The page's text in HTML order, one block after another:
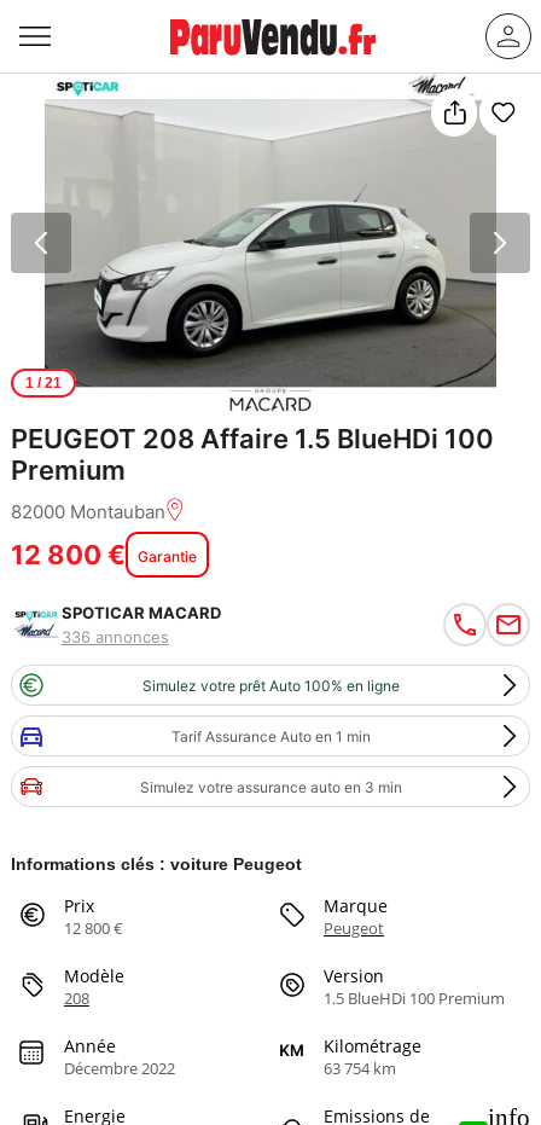
1/ 21
PEUGEOT 208 Affaire 1.5 BlueHDi 100
Premium
82000 Montauban
12 800 € Garantie
SPOTICAR MACARD
336 annonces
Simulez votre prêt Auto 100% en ligne
Tarif Assurance Auto en 1 min
Simulez votre assurance auto en 3 min
Informations clés : voiture Peugeot
Prix
12 800 €
Marque
Peugeot
Modèle
208
Version
1.5 BlueHDi 100 Premium
Année
Décembre 2022
Kilométrage
63 754 km
Energie
Emissions de
info